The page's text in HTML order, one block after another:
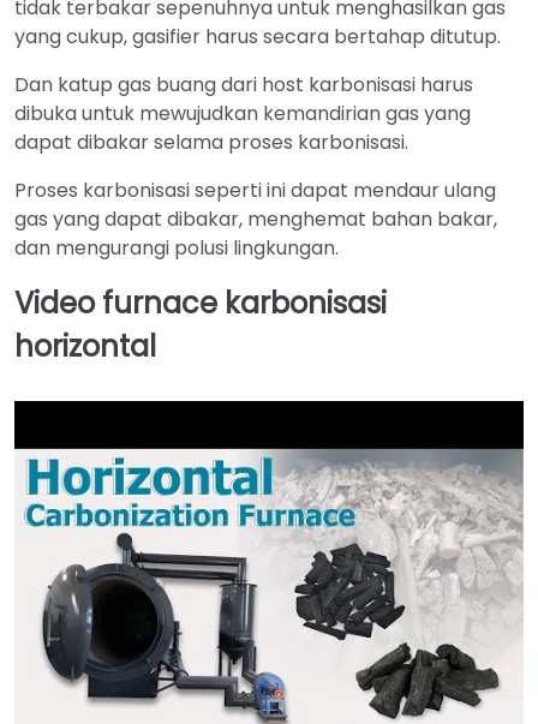
tidak terbakar sepenuhnya untuk menghasilkan gas
yang cukup, gasifier harus secara bertahap ditutup.
Dan katup gas buang dari host karbonisasi harus
dibuka untuk mewujudkan kemandirian gas yang
dapat dibakar selama proses karbonisasi.
Proses karbonisasi seperti ini dapat mendaur ulang
gas yang dapat dibakar, menghemat bahan bakar,
dan mengurangi polusi lingkungan.
Video furnace karbonisasi
horizontal